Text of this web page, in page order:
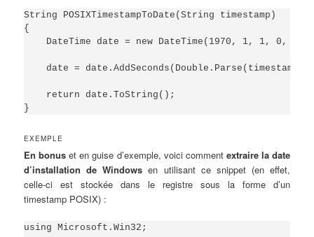
String POSIXTimestampToDate(String timestamp)
{
DateTime date = new DateTime(1970, 1, 1, 0, 0,
date =
    return date.ToString();
}
EXEMPLE
En bonus et en guise d’exemple, voici comment extraire la date
d’installation de Windows en utilisant ce snippet (en effet,
celle-ci est stockée dans le registre sous la forme d’un
timestamp POSIX) :
using Microsoft.Win32;